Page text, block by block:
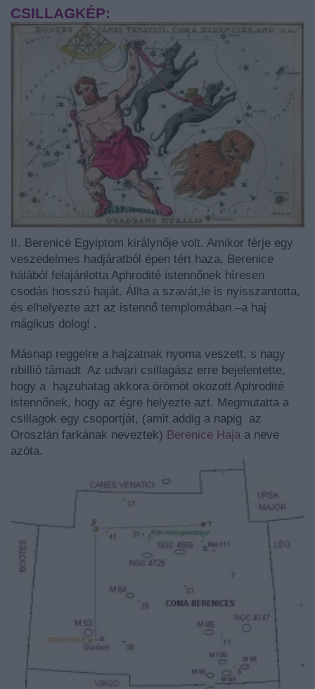
CSILLAGKÉP:
II. Berenicé Egyiptom királynője volt. Amikor férje egy
veszedelmes hadjáratból épen tért haza, Berenice
hálából felajánlotta Aphrodité istennőnek híresen
csodás hosszú haját. Állta a szavát,le is nyisszantotta,
és elhelyezte azt az istennő templomában –a haj
mágikus dolog! .
Másnap reggelre a hajzatnak nyoma veszett, s nagy
ribillió támadt Az udvari csillagász erre bejelentette,
hogy a hajzuhatag akkora örömöt okozott Aphrodité
istennőnek, hogy az égre helyezte azt. Megmutatta a
csillagok egy csoportját, (amit addig a napig az
Oroszlán farkának neveztek) Berenice Haja a neve
azóta.